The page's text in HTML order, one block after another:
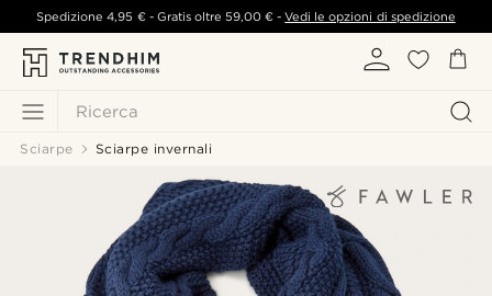
Ricerca
Spedizione4,95 €- Gratis oltre 59,00 € -Vedi le opzioni di spedizione
Sciarpe Sciarpe invernali